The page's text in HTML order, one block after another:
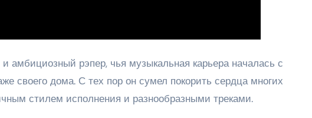
амбициозный рэпер, чья музыкальная карьера началась с
своего дома. С тех пор он сумел покорить сердца многих
стилем исполнения и разнообразными треками.